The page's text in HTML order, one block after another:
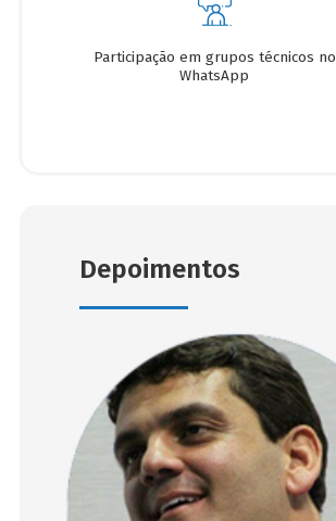
Participação em grupos técnicos no
WhatsApp
Depoimentos